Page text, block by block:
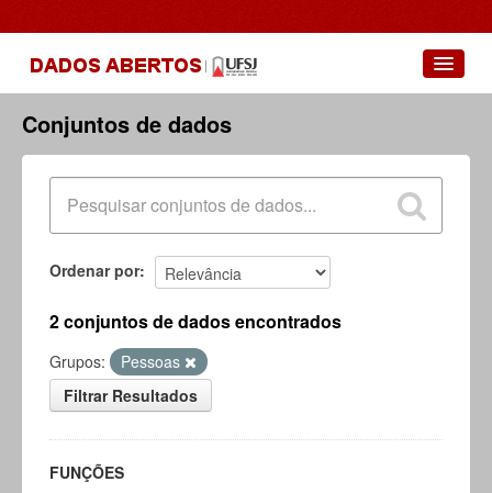
Conjuntos de dados
Grupos
Conjuntos de dados
Ordenar por
2 conjuntos de dados encontrados
Grupos:
Pessoas
Filtrar Resultados
FUNÇÕES